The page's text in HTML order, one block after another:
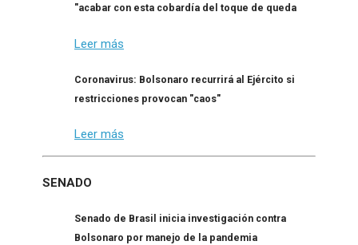
"acabar con esta cobardía del toque de queda
Leer más
Coronavirus: Bolsonaro recurrirá al Ejército si
restricciones provocan "caos"
Leer más
SENADO
Senado de Brasil inicia investigación contra
Bolsonaro por manejo de la pandemia